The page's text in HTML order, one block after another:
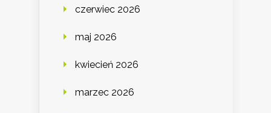
czerwiec 2026
maj 2026
kwiecień 2026
marzec 2026